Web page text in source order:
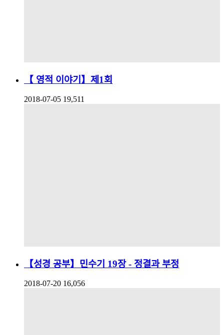
【 영적 이야기】제1회
2018-07-05 19,511
【성경 공부】민수기 19장 - 정결과 부정
2018-07-20 16,056